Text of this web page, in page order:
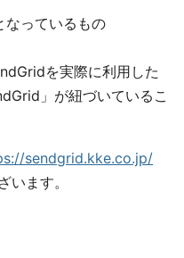
なっているもの
を実際に利用した
」が紐づいているこ
sendgrid.kke.co.jp/
います。